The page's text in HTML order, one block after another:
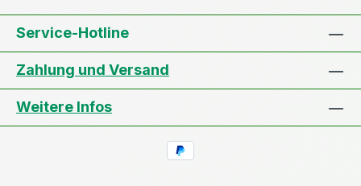
Service-Hotline
Zahlung und Versand
Weitere Infos